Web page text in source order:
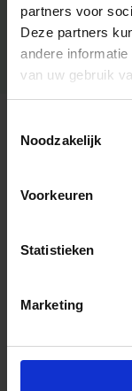
partners voor
Deze partners
andere
van uw gebruik
Noodzakelijk
Voorkeuren
Statistieken
Marketing
Algemene
Foto’s